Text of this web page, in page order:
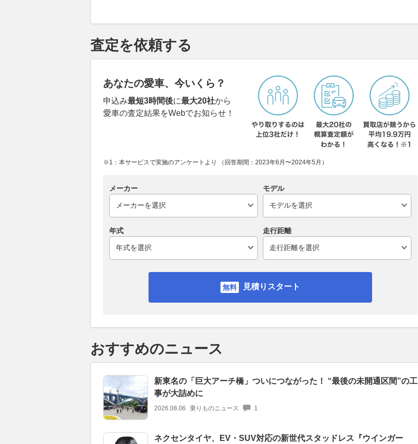
査定を依頼する
あなたの愛車、今いくら？
申込み最短3時間後に最大20社から
愛車の査定結果をWebでお知らせ！
※1：本サービスで実施のアンケートより （回答期間：2023年6月〜2024年5月）
メーカー モデル
年式 走行距離
見積りスタート
おすすめのニュース
新東名の「巨大アーチ橋」ついにつながった！ “最後の未開通区間”の工
事が大詰めに
2026.08.06 乗りものニュース 1
ネクセンタイヤ、EV・SUV対応の新世代スタッドレス『ウインガー